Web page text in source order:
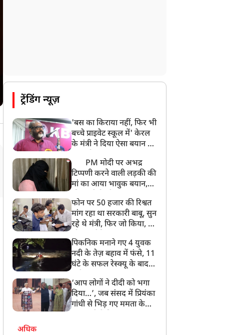
ट्रेंडिंग न्यूज़
'बस का किराया नहीं, फिर भी
बच्चे प्राइवेट स्कूल में' केरल
के मंत्री ने दिया ऐसा बयान की
PM मोदी पर अभद्र
टिप्पणी करने वाली लड़की की
मां का आया भावुक बयान,
बेटी को गोद लें प्रधानमंत्री
फोन पर 50 हजार की रिश्वत
मांग रहा था सरकारी बाबू, सुन
रहे थे मंत्री, फिर जो किया, वो
पिकनिक मनाने गए 4 युवक
नदी के तेज़ बहाव में फंसे, 11
घंटे के सफल रेस्क्यू के बाद
‘आप लोगों ने दीदी को भगा
दिया…’, जब संसद में प्रियंका
गांधी से भिड़ गए ममता के
अधिक